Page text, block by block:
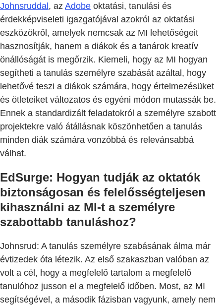
Johnsruddal, az Adobe oktatási, tanulási és
érdekképviseleti igazgatójával azokról az oktatási
eszközökről, amelyek nemcsak az MI lehetőségeit
hasznosítják, hanem a diákok és a tanárok kreatív
önállóságát is megőrzik. Kiemeli, hogy az MI hogyan
segítheti a tanulás személyre szabását azáltal, hogy
lehetővé teszi a diákok számára, hogy értelmezésüket
és ötleteiket változatos és egyéni módon mutassák be.
Ennek a standardizált feladatokról a személyre szabott
projektekre való átállásnak köszönhetően a tanulás
minden diák számára vonzóbbá és relevánsabbá
válhat.
EdSurge: Hogyan tudják az oktatók
biztonságosan és felelősségteljesen
kihasználni az MI-t a személyre
szabottabb tanuláshoz?
Johnsrud: A tanulás személyre szabásának álma már
évtizedek óta létezik. Az első szakaszban valóban az
volt a cél, hogy a megfelelő tartalom a megfelelő
tanulóhoz jusson el a megfelelő időben. Most, az MI
segítségével, a második fázisban vagyunk, amely nem